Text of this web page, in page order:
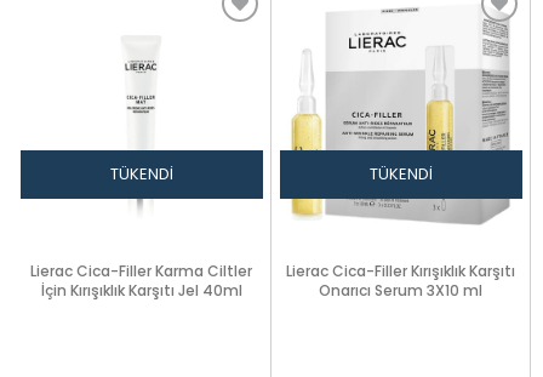
TÜKENDI
Lierac Cica-Filler Karma Ciltler
İçin Kırışıklık Karşıtı Jel 40ml
TÜKENDI
Lierac Cica-Filler Kırışıklık Karşıtı
Onarıcı Serum 3X10 ml